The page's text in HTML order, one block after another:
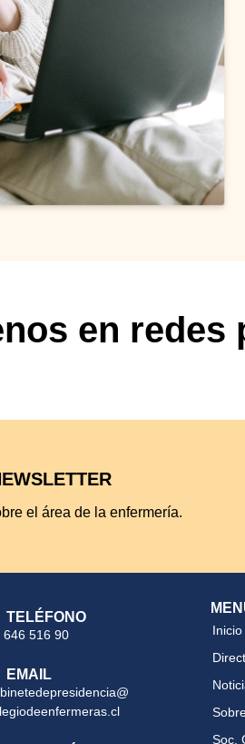
en redes
el área de la enfermería.
TELÉFONO
646 516 90
EMAIL
Inicio
Soc.